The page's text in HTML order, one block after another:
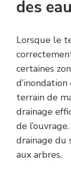
des
Lorsque le
certaines
terrain de
drainage
de
drainage du
aux arbres.